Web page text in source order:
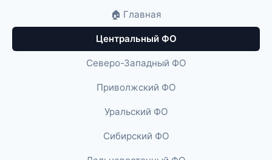
🏠 Главная
Центральный ФО
Северо-Западный ФО
Приволжский ФО
Уральский ФО
Сибирский ФО